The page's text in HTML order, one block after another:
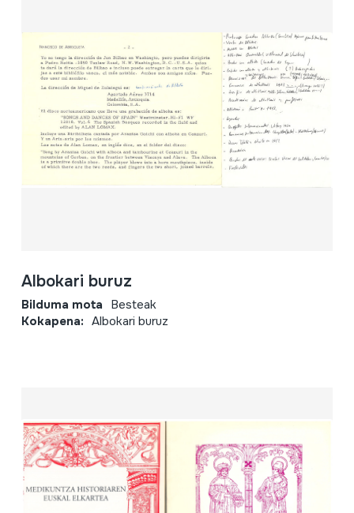
Albokari buruz
Bilduma mota Besteak
Kokapena: Albokari buruz